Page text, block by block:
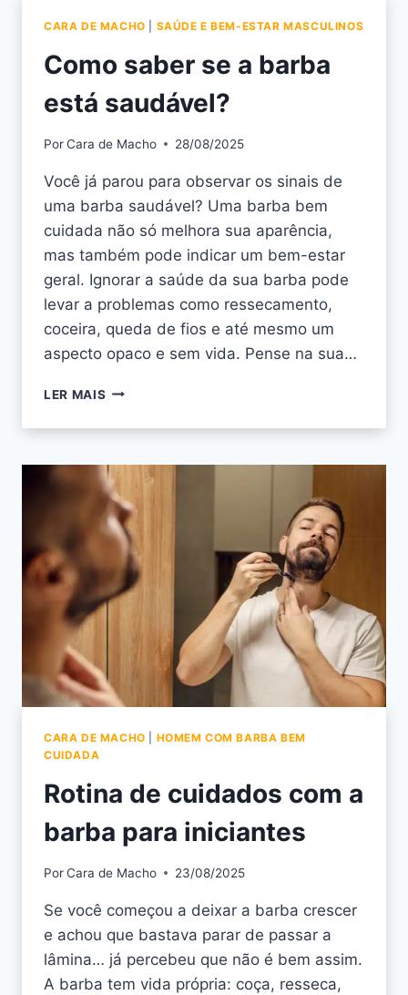
CARA DE MACHO SAÚDE E BEM-ESTAR MASCULINOS
Como saber se a barba
está saudável?
PorCara de Macho 28/08/2025
Você já parou para observar os sinais de
uma barba saudável? Uma barba bem
cuidada não só melhora sua aparência,
mas também pode indicar um bem-estar
geral. Ignorar a saúde da sua barba pode
levar a problemas como ressecamento,
coceira, queda de fios e até mesmo um
aspecto opaco e sem vida. Pense na sua…
LER MAIS
CARA DE MACHO
HOMEM COM BARBA BEM
CUIDADA
Rotina de cuidados com a
barba para iniciantes
PorCara de Macho 23/08/2025
Se você começou a deixar a barba crescer
e achou que bastava parar de passar a
lâmina… já percebeu que não é bem assim.
A barba tem vida própria: coça, resseca,